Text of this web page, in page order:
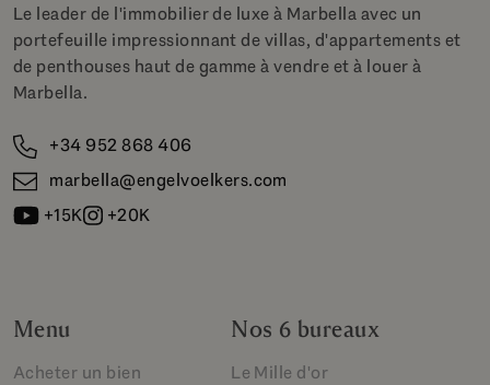
Le leader de l'immobilier de luxe à Marbella avec un
portefeuille impressionnant de villas, d'appartements et
de penthouses haut de gamme à vendre et à louer à
Marbella.
+34 952 868 406
marbella@engelvoelkers.com
+15K
+20K
Menu
Acheter un bien
Nos 6 bureaux
Le Mille d'or